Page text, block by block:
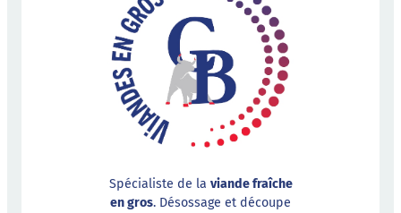
Spécialiste de la viande fraîche
en gros. Désossage et découpe